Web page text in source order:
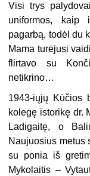
Visi trys
uniformos, kaip
pagarbą, todėl du
Mama turėjusi
flirtavo su
netikrino…
1943-iųjų Kūčios
kolegę istorikę dr.
Ladigaitę, o
Naujuosius metus
su ponia iš
Mykolaitis –